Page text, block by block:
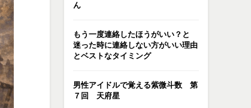
ん
もう一度連絡したほうがいい？と
迷った時に連絡しない方がいい理由
とベストなタイミング
男性アイドルで覚える紫微斗数 第
７回 天府星